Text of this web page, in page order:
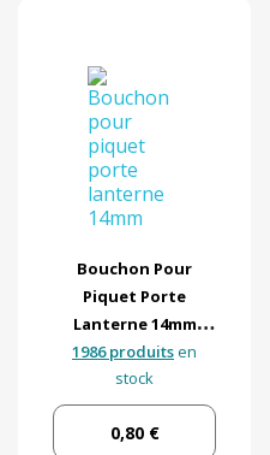
Bouchon Pour
Piquet Porte
Lanterne 14mm
Rouge
1986 produitsen
stock
0,80 €